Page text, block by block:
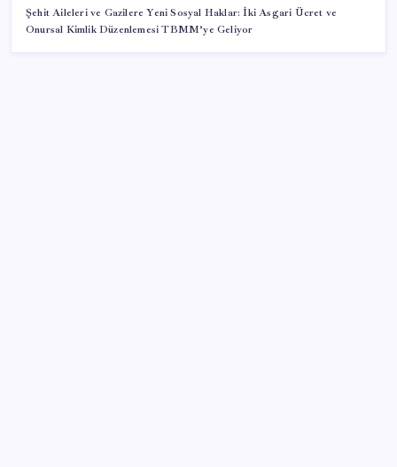
Şehit Aileleri ve Gazilere Yeni Sosyal Haklar: İki Asgari Ücret ve
Onursal Kimlik Düzenlemesi TBMM’ye Geliyor